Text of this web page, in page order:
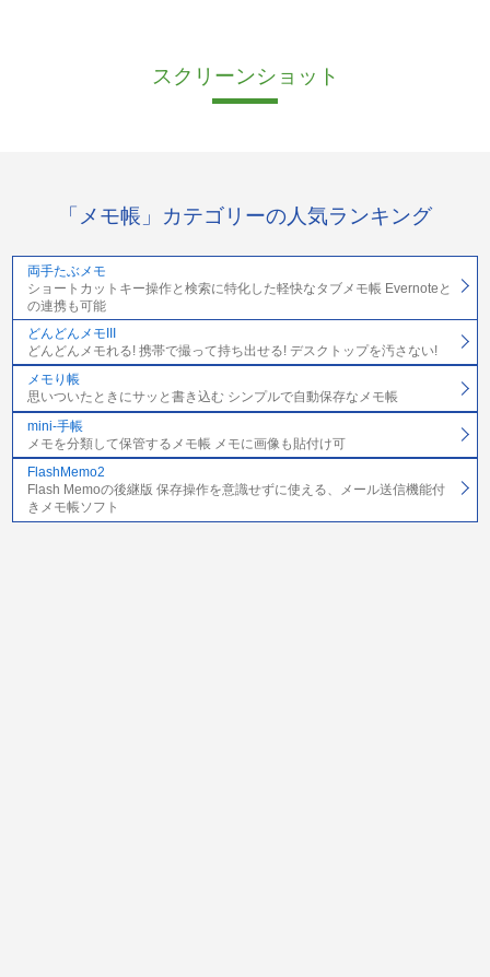
スクリーンショット
「メモ帳」カテゴリーの人気ランキング
両手たぶメモ
ショートカットキー操作と検索に特化した軽快なタブメモ帳 Evernoteと
の連携も可能
どんどんメモIII
どんどんメモれる! 携帯で撮って持ち出せる! デスクトップを汚さない!
メモり帳
思いついたときにサッと書き込む シンプルで自動保存なメモ帳
mini-手帳
メモを分類して保管するメモ帳 メモに画像も貼付け可
FlashMemo2
Flash Memoの後継版 保存操作を意識せずに使える、メール送信機能付
きメモ帳ソフト